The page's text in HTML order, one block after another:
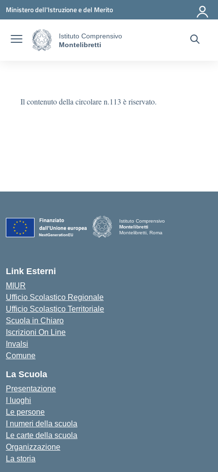
Ministero dell'Istruzione e del Merito
Istituto Comprensivo
Montelibretti
Il contenuto della circolare n.113 è riservato.
Istituto Comprensivo
Montelibretti
Montelibretti, Roma
Link Esterni
MIUR
Ufficio Scolastico Regionale
Ufficio Scolastico Territoriale
Scuola in Chiaro
Iscrizioni On Line
Invalsi
Comune
La Scuola
Presentazione
I luoghi
Le persone
I numeri della scuola
Le carte della scuola
Organizzazione
La storia